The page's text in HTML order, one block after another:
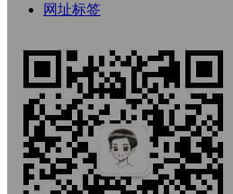
网址标签